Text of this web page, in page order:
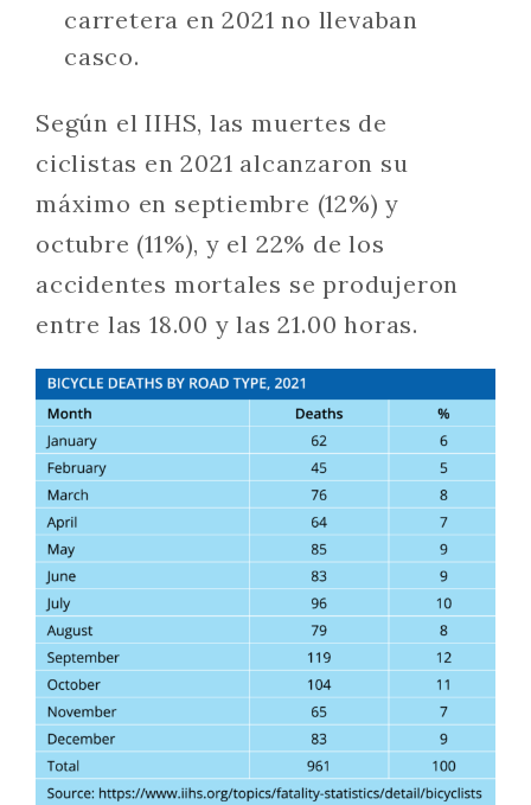
carretera en 2021 no llevaban
casco.
Según el IIHS, las muertes de
ciclistas en 2021 alcanzaron su
máximo en septiembre (12%) y
octubre (11%), y el 22% de los
accidentes mortales se produjeron
entre las 18.00 y las 21.00 horas.